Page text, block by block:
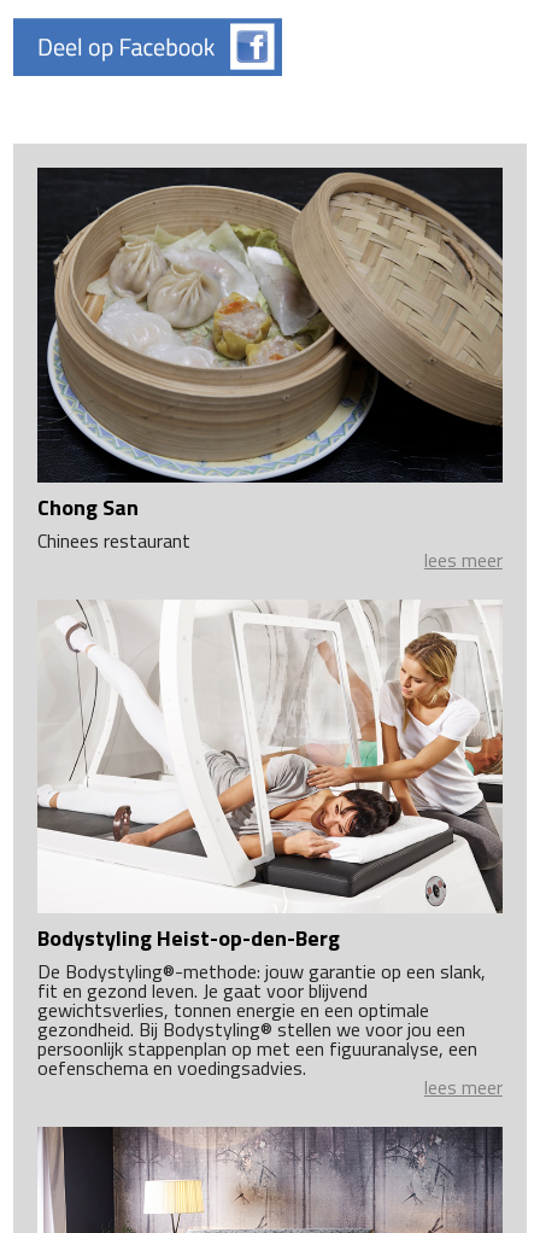
Chong San
Chinees restaurant
lees meer
Bodystyling Heist-op-den-Berg
De Bodystyling®-methode: jouw garantie op een slank,
fit en gezond leven. Je gaat voor blijvend
gewichtsverlies, tonnen energie en een optimale
gezondheid. Bij Bodystyling® stellen we voor jou een
persoonlijk stappenplan op met een figuuranalyse, een
oefenschema en voedingsadvies.
lees meer